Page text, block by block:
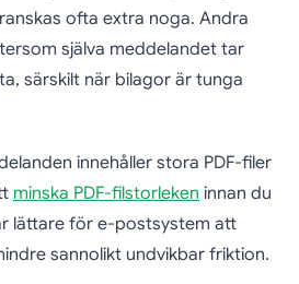
ofta extra noga. Andra
själva meddelandet tar
särskilt när bilagor är tunga
innehåller stora PDF-filer
minska PDF-filstorleken innan du
lättare för e-postsystem att
sannolikt undvikbar friktion.